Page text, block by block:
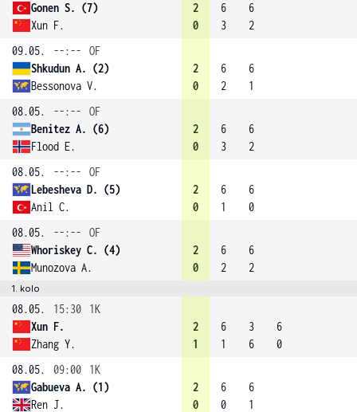
Gonen S. (7)
Xun F.
2
0
6
3
6
2
09.05.
--:--
OF
Shkudun A. (2)
Bessonova V.
2
0
6
2
6
1
08.05.
--:--
OF
Benitez A. (6)
Flood E.
2
0
6
3
6
2
08.05.
--:--
OF
Lebesheva D. (5)
Anil C.
2
0
6
1
6
0
08.05.
--:--
OF
Whoriskey C. (4)
Munozova A.
2
0
6
2
6
2
1. kolo
08.05. 15:30
1K
Xun F.
Zhang Y.
2
1
6
1
3
6
6
0
08.05.
09:00
1K
Gabueva A. (1)
Ren J.
2
0
6
0
6
1